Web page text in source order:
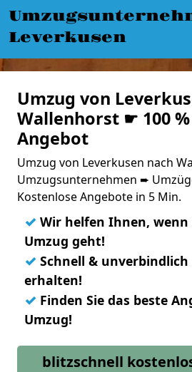
Leverkusen
Umzug von
Wallenhorst ☛ 100
Angebot
Umzug von Leverkusen nach
Umzugsunternehmen ➨
Kostenlose Angebote in 5 Min.
✓ Wir helfen Ihnen,
Umzug geht!
✓ Schnell &
erhalten!
✓ Finden Sie das beste
Umzug!
blitzschnell